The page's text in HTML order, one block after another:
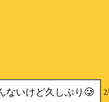
ないけど久しぶり🥲